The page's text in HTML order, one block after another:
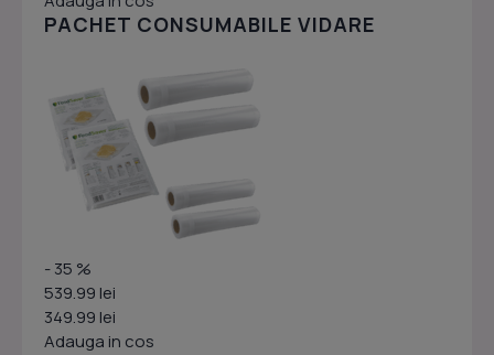
PACHET CONSUMABILE VIDARE
- 35 %
539.99 lei
349.99 lei
Adauga in cos